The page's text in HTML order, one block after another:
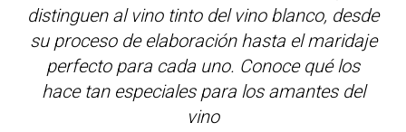
distinguen al vino tinto del vino blanco, desde
su proceso de elaboración hasta el maridaje
perfecto para cada uno. Conoce qué los
hace tan especiales para los amantes del
vino